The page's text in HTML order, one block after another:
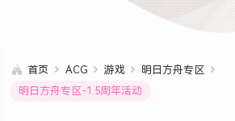
首页 ACG 游戏
明日方舟专区
明日方舟专区-1.5周年活动